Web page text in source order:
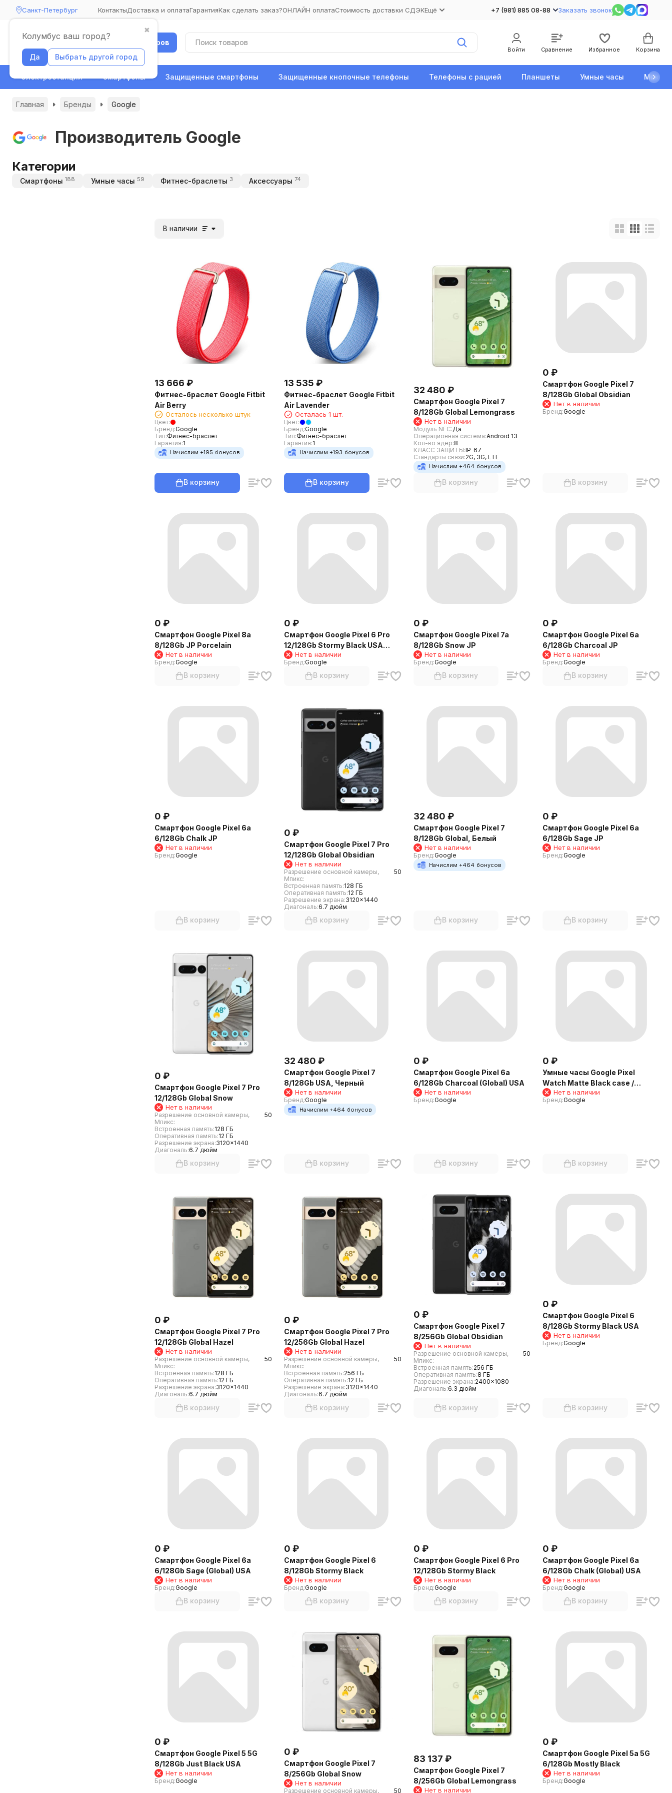
Санкт-Петербург
✖
Колумбус ваш город?
Да Выбрать другой город
КонтактыДоставка и оплатаГарантияКак сделать заказ?ОНЛАЙН оплатаСтоимость доставки СДЭКЕщё +7 (981) 885 08-88 Заказать звонок
Каталог товаров
Войти Сравнение Избранное Корзина
Электростанции Смартфоны Защищенные смартфоны Защищенные кнопочные телефоны Телефоны с рацией Планшеты Умные часы
Главная Бренды Google
Производитель Google
Категории
Смартфоны 188 Умные часы 59 Фитнес-браслеты 3 Аксессуары 74
В наличии
13 666 ₽
Фитнес-браслет Google Fitbit
Air Berry
Осталось несколько штук
Цвет:
Бренд:Google
Тип:Фитнес-браслет
Гарантия:1
Начислим +195 бонусов
В корзину
13 535 ₽
Фитнес-браслет Google Fitbit
Air Lavender
Осталась 1 шт.
Цвет:
Бренд:Google
Тип:Фитнес-браслет
Гарантия:1
Начислим +193 бонусов
В корзину
32 480 ₽
Смартфон Google Pixel 7
8/128Gb Global Lemongrass
Нет в наличии
Модуль NFC: Да
Операционная система:Android 13
Кол-во ядер:8
КЛАСС ЗАЩИТЫ:IP-67
Стандарты связи:2G, 3G, LTE
Начислим +464 бонусов
В корзину
0 ₽
Смартфон Google Pixel 7
8/128Gb Global Obsidian
Нет в наличии
Бренд:Google
В корзину
0 ₽
Смартфон Google Pixel 8a
8/128Gb JP Porcelain
Нет в наличии
Бренд:Google
В корзину
0 ₽
Смартфон Google Pixel 6 Pro
12/128Gb Stormy Black USA
(Черный)
Нет в наличии
Бренд:Google
В корзину
0 ₽
Смартфон Google Pixel 7a
8/128Gb Snow JP
Нет в наличии
Бренд:Google
В корзину
0 ₽
Смартфон Google Pixel 6a
6/128Gb Charcoal JP
Нет в наличии
Бренд:Google
В корзину
0 ₽
Смартфон Google Pixel 6a
6/128Gb Chalk JP
Нет в наличии
Бренд:Google
В корзину
0 ₽
Смартфон Google Pixel 7 Pro
12/128Gb Global Obsidian
Нет в наличии
Разрешение основной камеры,
Мпикс:
50
Встроенная память:128 ГБ
Оперативная память:12 ГБ
Разрешение экрана:3120x1440
Диагональ:6.7 дюйм
В корзину
32 480 ₽
Смартфон Google Pixel 7
8/128Gb Global, Белый
Нет в наличии
Бренд:Google
Начислим +464 бонусов
В корзину
0 ₽
Смартфон Google Pixel 6a
6/128Gb Sage JP
Нет в наличии
Бренд:Google
В корзину
0 ₽
Смартфон Google Pixel 7 Pro
12/128Gb Global Snow
Нет в наличии
Разрешение основной камеры,
Мпикс:
50
Встроенная память:128 ГБ
Оперативная память:12 ГБ
Разрешение экрана:3120x1440
Диагональ:6.7 дюйм
В корзину
32 480 ₽
Смартфон Google Pixel 7
8/128Gb USA, Черный
Нет в наличии
Бренд:Google
Начислим +464 бонусов
В корзину
0 ₽
Смартфон Google Pixel 6a
6/128Gb Charcoal (Global) USA
Нет в наличии
Бренд:Google
В корзину
0 ₽
Умные часы Google Pixel
Watch Matte Black case /
Obsidian Active band
Нет в наличии
Бренд:Google
В корзину
0 ₽
Смартфон Google Pixel 7 Pro
12/128Gb Global Hazel
Нет в наличии
Разрешение основной камеры,
Мпикс:
50
Встроенная память:128 ГБ
Оперативная память:12 ГБ
Разрешение экрана:3120x1440
Диагональ:6.7 дюйм
В корзину
0 ₽
Смартфон Google Pixel 7 Pro
12/256Gb Global Hazel
Нет в наличии
Разрешение основной камеры,
Мпикс:
50
Встроенная память:256 ГБ
Оперативная память:12 ГБ
Разрешение экрана:3120x1440
Диагональ:6.7 дюйм
В корзину
0 ₽
Смартфон Google Pixel 7
8/256Gb Global Obsidian
Нет в наличии
Разрешение основной камеры,
Мпикс:
50
Встроенная память:256 ГБ
Оперативная память:8 ГБ
Разрешение экрана:2400x1080
Диагональ:6.3 дюйм
В корзину
0 ₽
Смартфон Google Pixel 6
8/128Gb Stormy Black USA
Нет в наличии
Бренд:Google
В корзину
0 ₽
Смартфон Google Pixel 6a
6/128Gb Sage (Global) USA
Нет в наличии
Бренд:Google
В корзину
0 ₽
Смартфон Google Pixel 6
8/128Gb Stormy Black
Нет в наличии
Бренд:Google
В корзину
0 ₽
Смартфон Google Pixel 6 Pro
12/128Gb Stormy Black
Нет в наличии
Бренд:Google
В корзину
0 ₽
Смартфон Google Pixel 6a
6/128Gb Chalk (Global) USA
Нет в наличии
Бренд:Google
В корзину
0 ₽
Смартфон Google Pixel 5 5G
8/128Gb Just Black USA
Нет в наличии
Бренд:Google
0 ₽
Смартфон Google Pixel 7
8/256Gb Global Snow
Нет в наличии
Разрешение основной камеры, 50
83 137 ₽
Смартфон Google Pixel 7
8/256Gb Global Lemongrass
Нет в наличии
0 ₽
Смартфон Google Pixel 5a 5G
6/128Gb Mostly Black
Нет в наличии
Бренд:Google